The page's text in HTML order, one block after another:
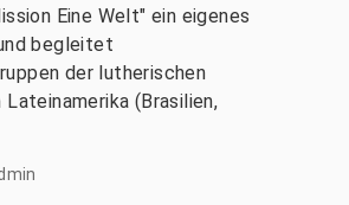
Eine Welt" ein eigenes
begleitet
der lutherischen
(Brasilien,